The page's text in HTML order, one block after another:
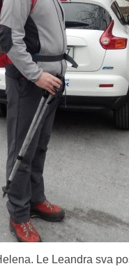
Le Leandra sva